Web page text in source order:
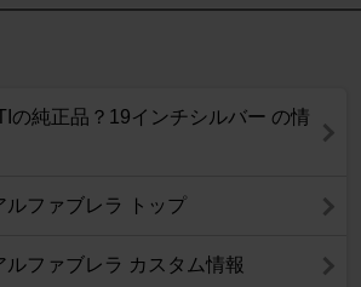
の純正品？19インチシルバー の情
ルファブレラ トップ
ルファブレラ カスタム情報